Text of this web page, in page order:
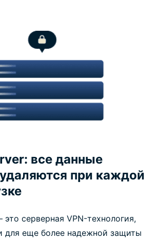
все данные
при каждой
серверная VPN-технология,
для еще более надежной защиты